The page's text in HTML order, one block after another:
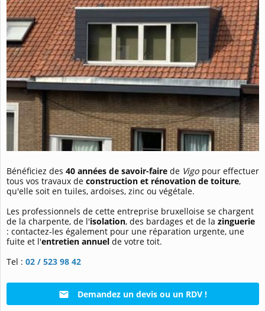
Bénéficiez des 40 années de savoir-faire de Vigo pour effectuer
tous vos travaux de construction et rénovation de toiture,
qu'elle soit en tuiles, ardoises, zinc ou végétale.
Les professionnels de cette entreprise bruxelloise se chargent
de la charpente, de l'isolation, des bardages et de la zinguerie
: contactez-les également pour une réparation urgente, une
fuite et l'entretien annuel de votre toit.
Tel : 02 / 523 98 42
Demandez un devis ou un RDV !